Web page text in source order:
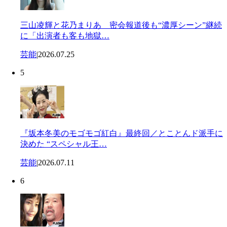
三山凌輝と花乃まりあ 密会報道後も“濃厚シーン”継続
に「出演者も客も地獄…
芸能|2026.07.25
5
『坂本冬美のモゴモゴ紅白』最終回／とことんド派手に
決めた “スペシャル王…
芸能|2026.07.11
6